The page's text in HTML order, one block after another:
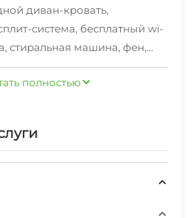
диван-кровать,
система, бесплатный wi-
стиральная машина, фен,
для комфортного
человек.
находятся оборудованные
(5 минут): автобусы,
полностью